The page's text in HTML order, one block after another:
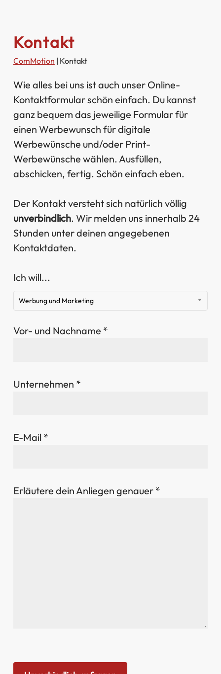
Kontakt
ComMotion | Kontakt
Wie alles bei uns ist auch unser Online-
Kontaktformular schön einfach. Du kannst
ganz bequem das jeweilige Formular für
einen Werbewunsch für digitale
Werbewünsche und/oder Print-
Werbewünsche wählen. Ausfüllen,
abschicken, fertig. Schön einfach eben.
Der Kontakt versteht sich natürlich völlig
unverbindlich. Wir melden uns innerhalb 24
Stunden unter deinen angegebenen
Kontaktdaten.
Ich will...
Werbung und Marketing
Vor- und Nachname *
Unternehmen *
E-Mail *
Erläutere dein Anliegen genauer *